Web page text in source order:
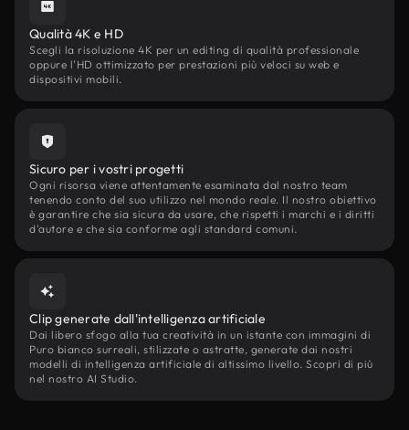
Qualità 4K e HD
Scegli la risoluzione 4K per un editing di qualità professionale
oppure l'HD ottimizzato per prestazioni più veloci su web e
dispositivi mobili.
Sicuro per i vostri progetti
Ogni risorsa viene attentamente esaminata dal nostro team
tenendo conto del suo utilizzo nel mondo reale. Il nostro obiettivo
è garantire che sia sicura da usare, che rispetti i marchi e i diritti
d'autore e che sia conforme agli standard comuni.
Clip generate dall'intelligenza artificiale
Dai libero sfogo alla tua creatività in un istante con immagini di
Puro bianco surreali, stilizzate o astratte, generate dai nostri
modelli di intelligenza artificiale di altissimo livello. Scopri di più
nel nostro AI Studio.